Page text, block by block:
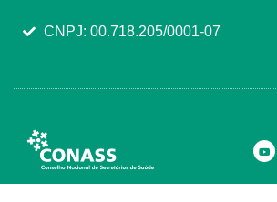
CNPJ: 00.718.205/0001-07